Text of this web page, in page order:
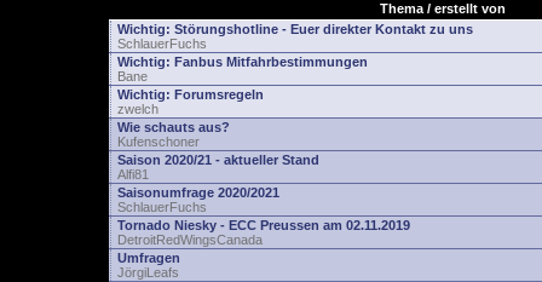
Thema / erstellt von
Wichtig: Störungshotline - Euer direkter Kontakt zu uns
SchlauerFuchs
Wichtig: Fanbus Mitfahrbestimmungen
Bane
Wichtig: Forumsregeln
zwelch
Wie schauts aus?
Kufenschoner
Saison 2020/21 - aktueller Stand
Alfi81
Saisonumfrage 2020/2021
SchlauerFuchs
Tornado Niesky - ECC Preussen am 02.11.2019
DetroitRedWingsCanada
Umfragen
JörgiLeafs